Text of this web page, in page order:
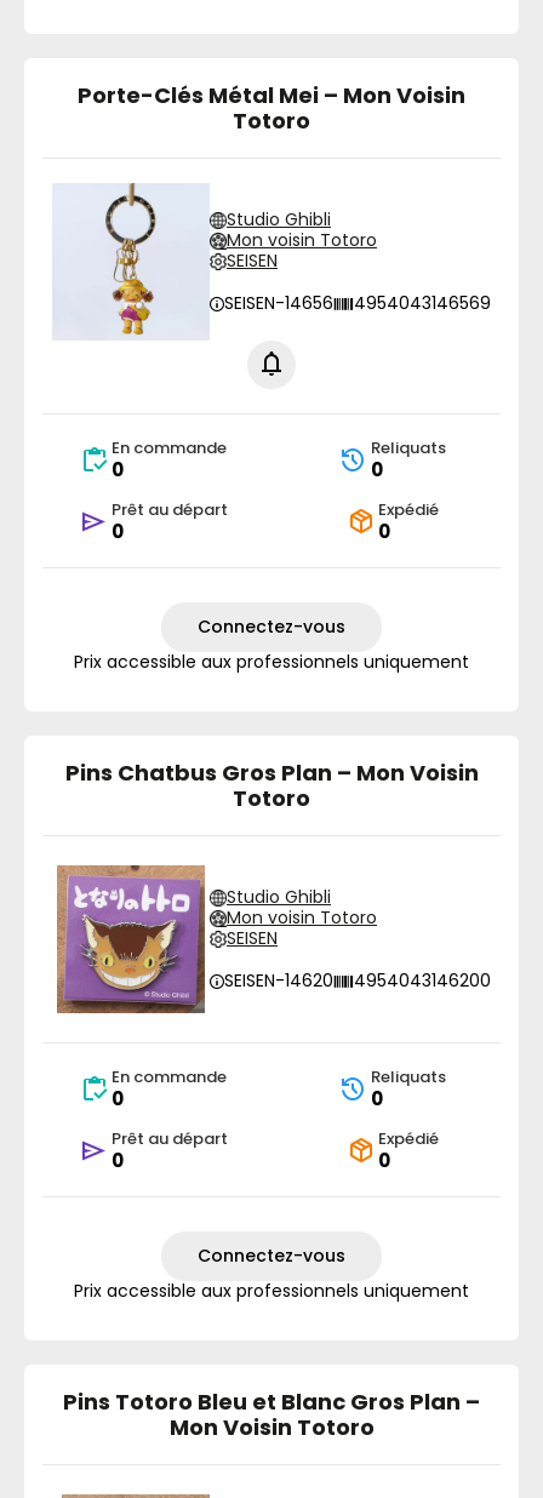
Porte-Clés Métal Mei – Mon Voisin
Totoro
Studio Ghibli
Mon voisin Totoro
SEISEN
SEISEN-14656
4954043146569
En commande
0
Reliquats
0
Prêt au départ
0
Expédié
0
Connectez-vous
Prix accessible aux professionnels uniquement
Pins Chatbus Gros Plan – Mon Voisin
Totoro
Studio Ghibli
Mon voisin Totoro
SEISEN
SEISEN-14620
4954043146200
En commande
0
Reliquats
0
Prêt au départ
0
Expédié
0
Connectez-vous
Prix accessible aux professionnels uniquement
Pins Totoro Bleu et Blanc Gros Plan –
Mon Voisin Totoro